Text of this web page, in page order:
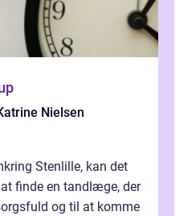
Nielsen
Stenlille, kan det
finde en tandlæge, der
og til at komme